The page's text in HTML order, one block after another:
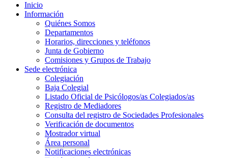
Inicio
Información
Quiénes Somos
Departamentos
Horarios, direcciones y teléfonos
Junta de Gobierno
Comisiones y Grupos de Trabajo
Sede electrónica
Colegiación
Baja Colegial
Listado Oficial de Psicólogos/as Colegiados/as
Registro de Mediadores
Consulta del registro de Sociedades Profesionales
Verificación de documentos
Mostrador virtual
Área personal
Notificaciones electrónicas